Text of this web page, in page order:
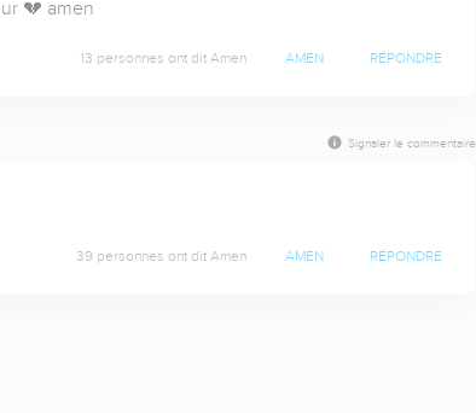
💔 amen
13 personnes ont dit Amen AMEN RÉPONDRE
Signaler le commentaire
39 personnes ont dit Amen AMEN RÉPONDRE